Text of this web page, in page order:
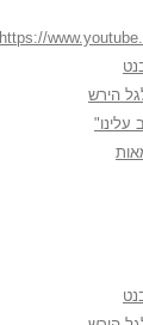
https://
הירש